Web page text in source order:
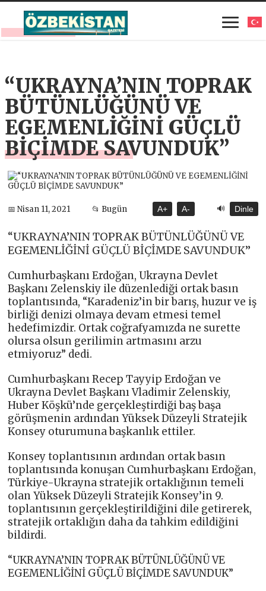
“UKRAYNA’NIN TOPRAK
BÜTÜNLÜĞÜNÜ VE
EGEMENLİĞİNİ GÜÇLÜ
BİÇİMDE SAVUNDUK”
📅 Nisan 11, 2021 📂 Bugün A+ A- 🔊 Dinle
“UKRAYNA’NIN TOPRAK BÜTÜNLÜĞÜNÜ VE
EGEMENLİĞİNİ GÜÇLÜ BİÇİMDE SAVUNDUK”
Cumhurbaşkanı Erdoğan, Ukrayna Devlet
Başkanı Zelenskiy ile düzenlediği ortak basın
toplantısında, “Karadeniz’in bir barış, huzur ve iş
birliği denizi olmaya devam etmesi temel
hedefimizdir. Ortak coğrafyamızda ne surette
olursa olsun gerilimin artmasını arzu
etmiyoruz” dedi.
Cumhurbaşkanı Recep Tayyip Erdoğan ve
Ukrayna Devlet Başkanı Vladimir Zelenskiy,
Huber Köşkü’nde gerçekleştirdiği baş başa
görüşmenin ardından Yüksek Düzeyli Stratejik
Konsey oturumuna başkanlık ettiler.
Konsey toplantısının ardından ortak basın
toplantısında konuşan Cumhurbaşkanı Erdoğan,
Türkiye-Ukrayna stratejik ortaklığının temeli
olan Yüksek Düzeyli Stratejik Konsey’in 9.
toplantısının gerçekleştirildiğini dile getirerek,
stratejik ortaklığın daha da tahkim edildiğini
bildirdi.
“UKRAYNA’NIN TOPRAK BÜTÜNLÜĞÜNÜ VE
EGEMENLİĞİNİ GÜÇLÜ BİÇİMDE SAVUNDUK”